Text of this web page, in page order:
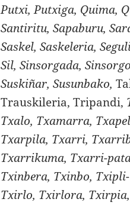
Putxi, Putxiga, Quima,
Santiritu, Sapaburu,
Saskel, Saskeleria,
Sil, Sinsorgada,
Suskiñar, Susunbako,
Trauskileria, Tripandi,
Txalo, Txamarra,
Txarpila, Txarri,
Txarrikuma, Txarri-
Txinbera, Txinbo,
Txirlo, Txirlora,